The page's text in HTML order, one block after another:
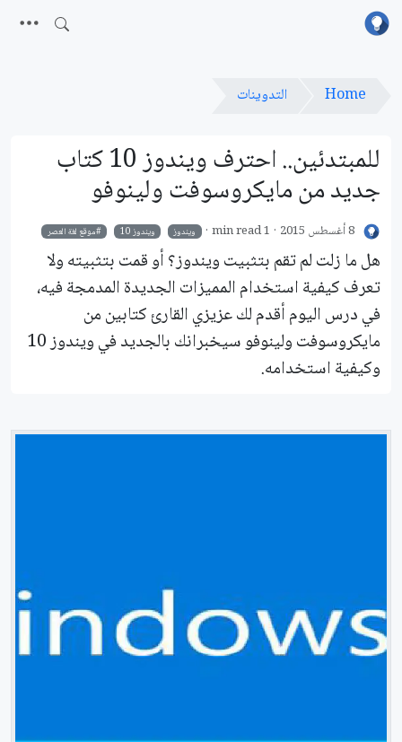
Home التدوينات
للمبتدئين.. احترف ويندوز 10 كتاب
جديد من مايكروسوفت ولينوفو
8 أغسطس 2015 1 min read ويندوز ويندوز 10 موقع لغة العصر
هل ما زلت لم تقم بتثبيت ويندوز؟ أو قمت بتثبيته ولا
تعرف كيفية استخدام المميزات الجديدة المدمجة فيه،
في درس اليوم أقدم لك عزيزي القارئ كتابين من
مايكروسوفت ولينوفو سيخبرانك بالجديد في ويندوز 10
وكيفية استخدامه.